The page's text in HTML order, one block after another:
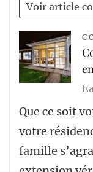
Voir article
Que ce soit
votre
famille